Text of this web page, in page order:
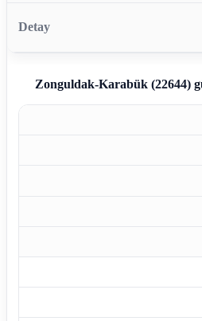
Zonguldak-Karabük (22644)